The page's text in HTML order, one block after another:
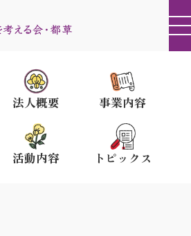
法人概要 事業内容
活動内容 トピックス